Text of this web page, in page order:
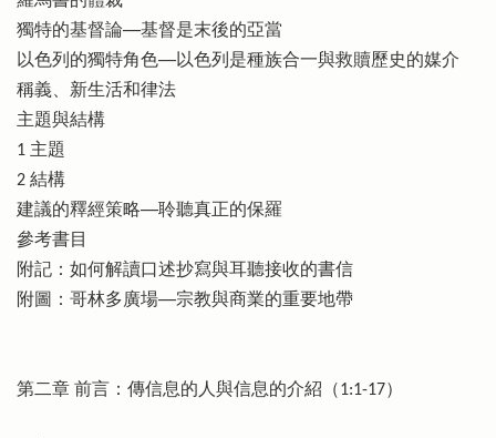
獨特的基督論──基督是末後的亞當
以色列的獨特角色──以色列是種族合一與救贖歷史的媒介
稱義、新生活和律法
主題與結構
1 主題
2 結構
建議的釋經策略──聆聽真正的保羅
參考書目
附記：如何解讀口述抄寫與耳聽接收的書信
附圖：哥林多廣場──宗教與商業的重要地帶
第二章 前言：傳信息的人與信息的介紹（1:1-17）